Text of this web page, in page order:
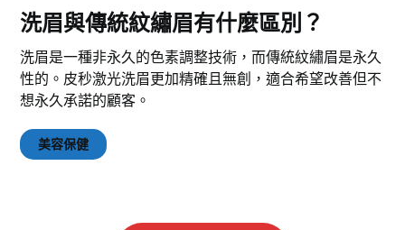
洗眉與傳統紋繡眉有什麼區別？
洗眉是一種非永久的色素調整技術，而傳統紋繡眉是永久
性的。皮秒激光洗眉更加精確且無創，適合希望改善但不
想永久承諾的顧客。
美容保健